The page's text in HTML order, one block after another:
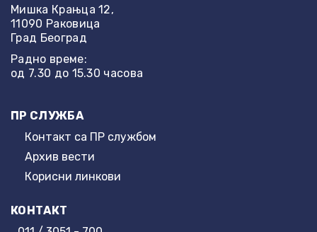
Мишка Крањца 12,
11090 Раковица
Град Београд
Радно време:
од 7.30 до 15.30 часова
ПР СЛУЖБА
Контакт са ПР службом
Архив вести
Корисни линкови
КОНТАКТ